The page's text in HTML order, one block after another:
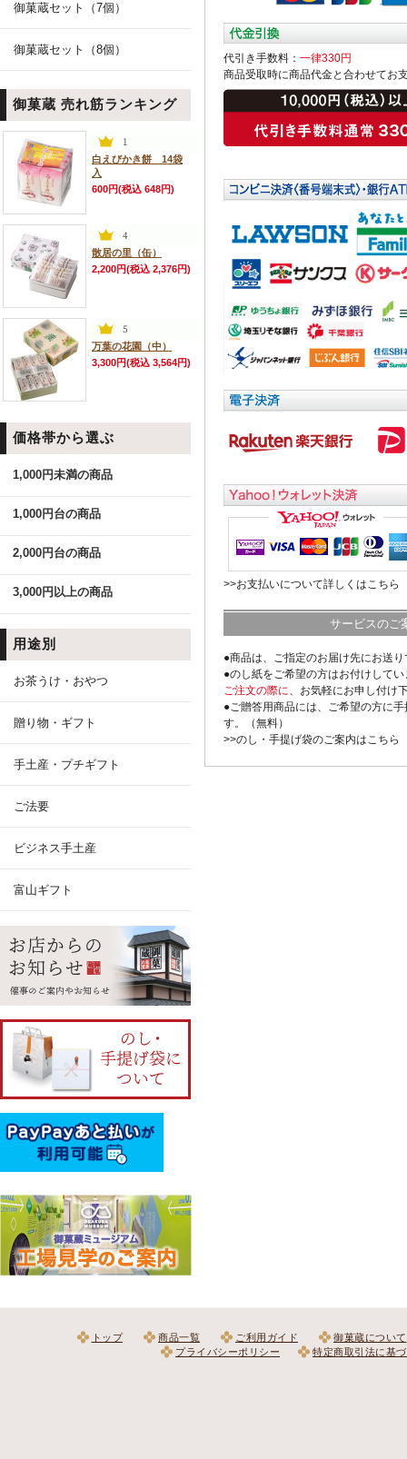
御菓蔵セット（7個）
御菓蔵セット（8個）
御菓蔵 売れ筋ランキング
白えびかき餅 14袋
入
600円(税込 648円)
散居の里（缶）
2,200円(税込 2,376円)
万葉の花園（中）
3,300円(税込 3,564円)
価格帯から選ぶ
1,000円未満の商品
1,000円台の商品
2,000円台の商品
3,000円以上の商品
用途別
お茶うけ・おやつ
贈り物・ギフト
手土産・プチギフト
ご法要
ビジネス手土産
富山ギフト
代引き手数料： 一律330円
商品受取時に商品代金と合わせてお
>>お支払いについて詳しくはこちら
サービスのご
●商品は、ご指定のお届け先にお送
●のし紙をご希望の方はお付けして
ご注文の際に、お気軽にお申し付け
●ご贈答用商品には、ご希望の方に
す。（無料）
>>のし・手提げ袋のご案内はこちら
トップ 商品一覧 ご利用ガイド
御菓蔵について
プライバシーポリシー
特定商取引法に基